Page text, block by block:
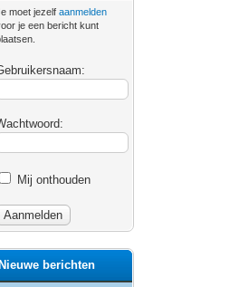
moet jezelfaanmelden
je een bericht kunt
Mij onthouden
Nieuwe berichten